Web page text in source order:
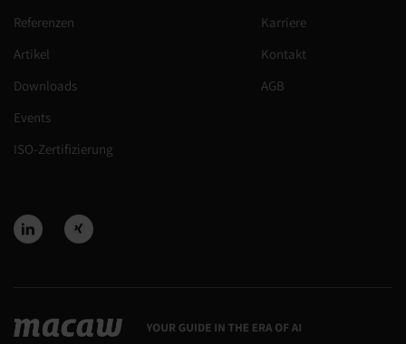
Referenzen
Artikel
Downloads
Events
ISO-Zertifizierung
Karriere
Kontakt
AGB